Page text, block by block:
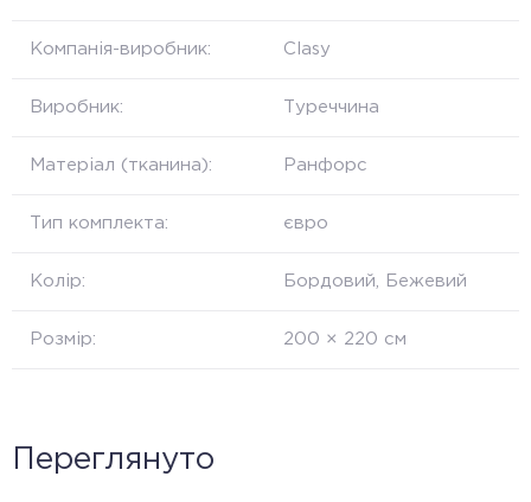
Компанія-виробник: Clasy
Виробник: Туреччина
Матеріал (тканина): Ранфорс
Тип комплекта: євро
Колір: Бордовий, Бежевий
Розмір: 200 × 220 см
Переглянуто